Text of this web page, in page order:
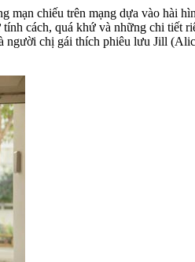
mạn chiếu trên mạng dựa vào hài
cách, quá khứ và những chi tiết
chị gái thích phiêu lưu Jill